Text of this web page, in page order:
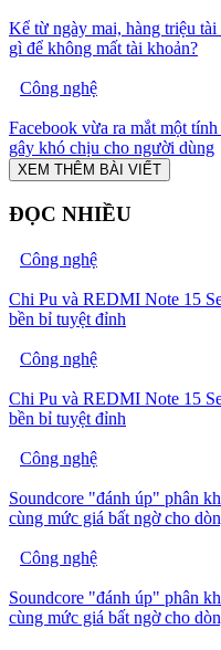
Kể từ ngày mai, hàng triệu
gì để không mất tài khoản?
Công nghệ
Facebook vừa ra mắt một
gây khó chịu cho người dùng
XEM THÊM BÀI VIẾT
ĐỌC NHIỀU
Công nghệ
Chi Pu và REDMI Note 15
bền bỉ tuyệt đỉnh
Công nghệ
Chi Pu và REDMI Note 15
bền bỉ tuyệt đỉnh
Công nghệ
Soundcore "đánh úp" phân
cùng mức giá bất ngờ cho
Công nghệ
Soundcore "đánh úp" phân
cùng mức giá bất ngờ cho